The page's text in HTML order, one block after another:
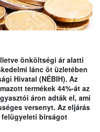
önköltségi ár alatti
lánc öt üzletében
Hivatal (NÉBIH). Az
termékek 44%-át az
áron adták el, ami
versenyt. Az eljárás
bírságot